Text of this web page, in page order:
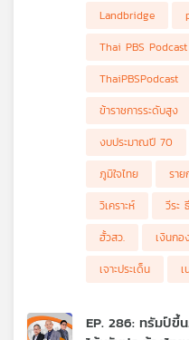
ข่าวร้อน
อายุน้อย
• "ฮั้วเลือก สว.-โกงส
คลอนภาพลักษณ์รัฐบาล
• อนุทินโพสต์ภาพ "2
• "รองนายกฯ ปกรณ์"
• Landbridge ทำไมไม่
• รัฐบาลภูมิใจไทย ขาด
• "ฮั้วเลือก สว." จะจ
Landbridge
Thai PBS Podcast
ThaiPBSPodcast
ข้าราชการระดับสูง
งบประมาณปี 70
ภูมิใจไทย
ราย
วิเคราะห์
วีระ
ฮั้วสว.
เงินกอ
เจาะประเด็น
เ
EP. 286: ทรัมป์ขึ้